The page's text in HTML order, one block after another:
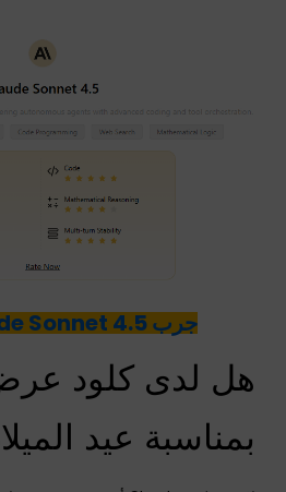
جرب Claude Sonnet 4.5 الآن >
هل لدى كلود
بمناسبة عيد